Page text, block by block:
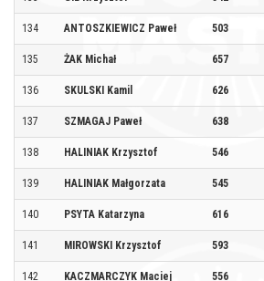
134 ANTOSZKIEWICZ Paweł 503
135 ŻAK Michał 657
136 SKULSKI Kamil 626
137 SZMAGAJ Paweł 638
138 HALINIAK Krzysztof 546
139 HALINIAK Małgorzata 545
140 PSYTA Katarzyna 616
141 MIROWSKI Krzysztof 593
142 KACZMARCZYK Maciej 556